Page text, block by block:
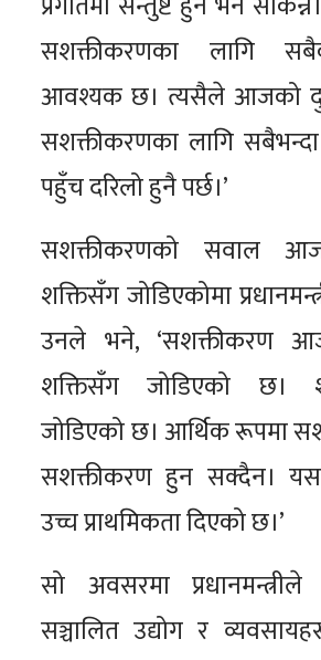
सशक्तीकरणका लागि
आवश्यक छ। त्यसैले आजको
सशक्तीकरणका लागि
पहुँच दरिलो हुनै पर्छ।’
सशक्तीकरणको सवाल
शक्तिसँग जोडिएकोमा
उनले भने, ‘सशक्तीकरण
शक्तिसँग जोडिएको छ।
जोडिएको छ। आर्थिक रूपमा
सशक्तीकरण हुन सक्दैन।
उच्च प्राथमिकता दिएको छ।’
सो अवसरमा प्रधानमन्त्रीले
सञ्चालित उद्योग र